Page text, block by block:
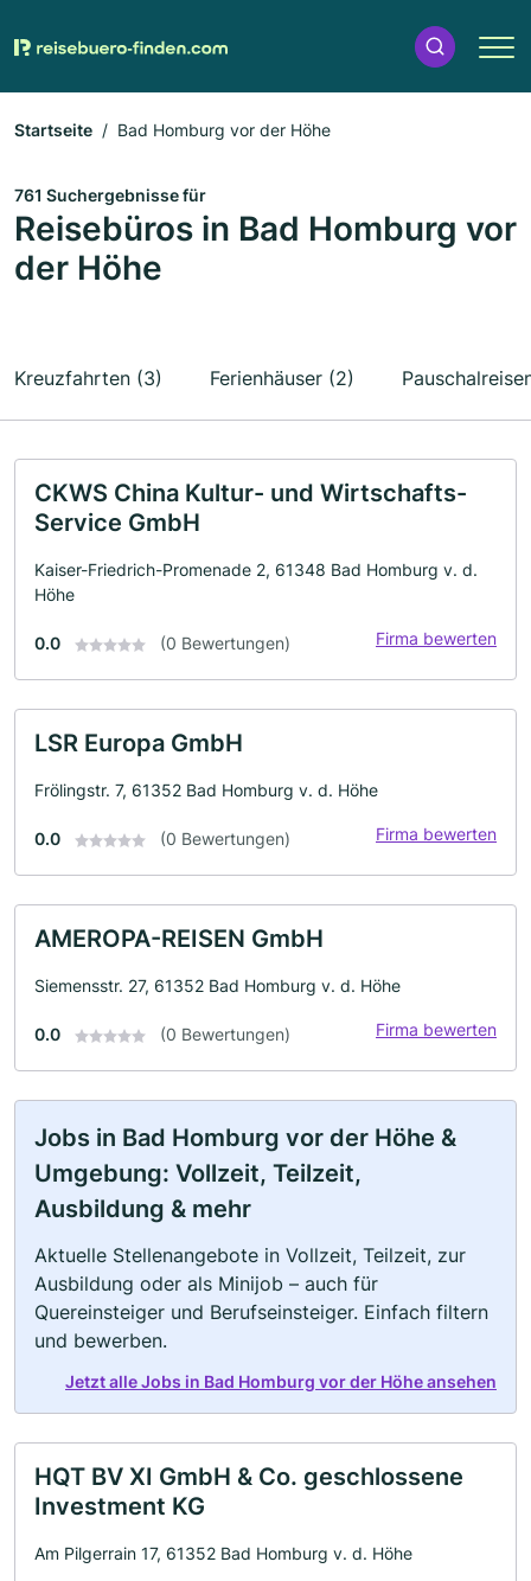
Startseite Bad Homburg vor der Höhe
761 Suchergebnisse für
Reisebüros in Bad Homburg vor
der Höhe
Kreuzfahrten (3) Ferienhäuser (2)
CKWS China Kultur- und Wirtschafts-
Service GmbH
Kaiser-Friedrich-Promenade 2, 61348 Bad Homburg v. d.
Höhe
0.0 (0 Bewertungen) Firma bewerten
LSR Europa GmbH
Frölingstr. 7, 61352 Bad Homburg v. d. Höhe
0.0 (0 Bewertungen) Firma bewerten
AMEROPA-REISEN GmbH
Siemensstr. 27, 61352 Bad Homburg v. d. Höhe
0.0 (0 Bewertungen) Firma bewerten
Jobs in Bad Homburg vor der Höhe &
Umgebung: Vollzeit, Teilzeit,
Ausbildung & mehr
Aktuelle Stellenangebote in Vollzeit, Teilzeit, zur
Ausbildung oder als Minijob – auch für
Quereinsteiger und Berufseinsteiger. Einfach filtern
und bewerben.
Jetzt alle Jobs in Bad Homburg vor der Höhe ansehen
HQT BV XI GmbH & Co. geschlossene
Investment KG
Am Pilgerrain 17, 61352 Bad Homburg v. d. Höhe